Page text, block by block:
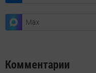
Max
Комментарии